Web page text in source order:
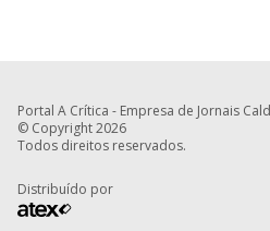
Portal A Crítica - Empresa de Jornais
© Copyright 2026
Todos direitos reservados.
Distribuído por